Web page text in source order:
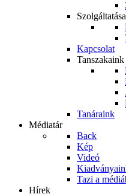
Kapcsolat
Tanszakaink
Tanáraink
Médiatár
Back
Kép
Videó
Tazi a
Hírek